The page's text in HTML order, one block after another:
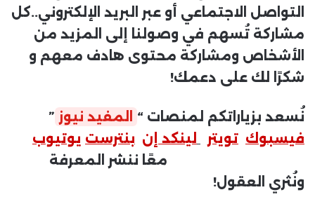
التواصل الاجتماعي أو عبر البريد الإلكتروني..كل
مشاركة تُسهم في وصولنا إلى المزيد من
الأشخاص ومشاركة محتوى هادف معهم و
شكرًا لك على دعمك!
نُسعد بزياراتكم لمنصات “ المفيد نيوز ”
فيسبوك تويتر لينكد إن بنترست يوتيوب
معًا ننشر المعرفة
ونُثري العقول!